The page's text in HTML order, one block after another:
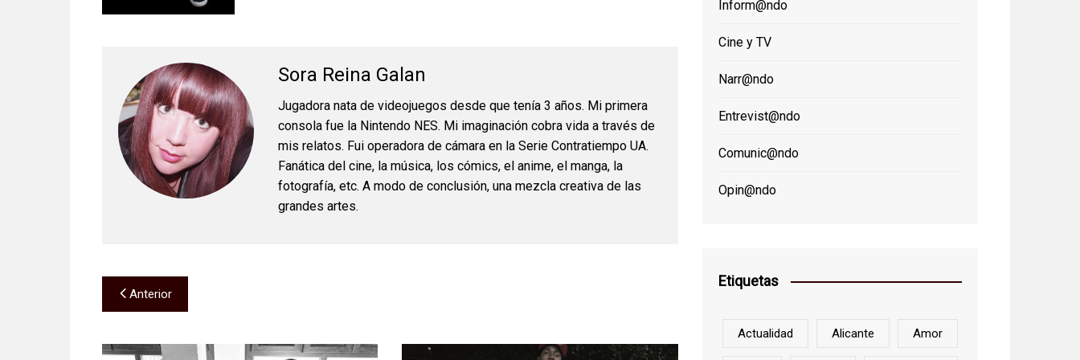
Sora Reina Galan
Jugadora nata de videojuegos desde que tenía 3 años. Mi primera
consola fue la Nintendo NES. Mi imaginación cobra vida a través de
mis relatos. Fui operadora de cámara en la Serie Contratiempo UA.
Fanática del cine, la música, los cómics, el anime, el manga, la
fotografía, etc. A modo de conclusión, una mezcla creativa de las
grandes artes.
Navegación
de
entradas
Anterior
Inform@ndo
Cine y TV
Narr@ndo
Entrevist@ndo
Comunic@ndo
Opin@ndo
Etiquetas
Actualidad Alicante Amor